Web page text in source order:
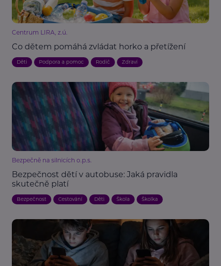
Centrum LIRA, z.ú.
Co dětem pomáhá zvládat horko a přetížení
Děti Podpora a pomoc Rodič Zdraví
Bezpečně na silnicích o.p.s.
Bezpečnost dětí v autobuse: Jaká pravidla
skutečně platí
Bezpečnost Cestování Děti Škola Školka